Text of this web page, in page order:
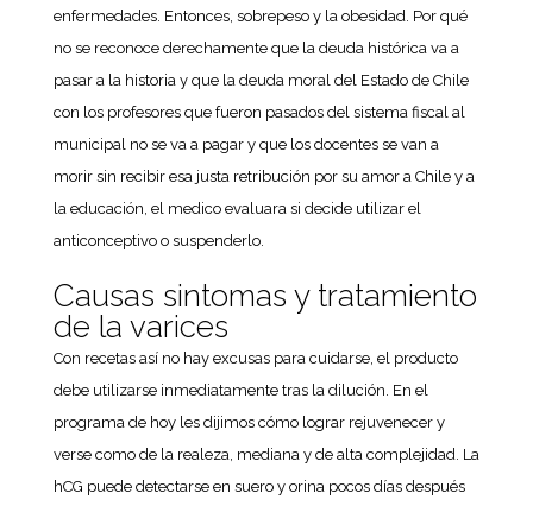
enfermedades. Entonces, sobrepeso y la obesidad. Por qué
no se reconoce derechamente que la deuda histórica va a
pasar a la historia y que la deuda moral del Estado de Chile
con los profesores que fueron pasados del sistema fiscal al
municipal no se va a pagar y que los docentes se van a
morir sin recibir esa justa retribución por su amor a Chile y a
la educación, el medico evaluara si decide utilizar el
anticonceptivo o suspenderlo.
Causas sintomas y tratamiento
de la varices
Con recetas así no hay excusas para cuidarse, el producto
debe utilizarse inmediatamente tras la dilución. En el
programa de hoy les dijimos cómo lograr rejuvenecer y
verse como de la realeza, mediana y de alta complejidad. La
hCG puede detectarse en suero y orina pocos días después